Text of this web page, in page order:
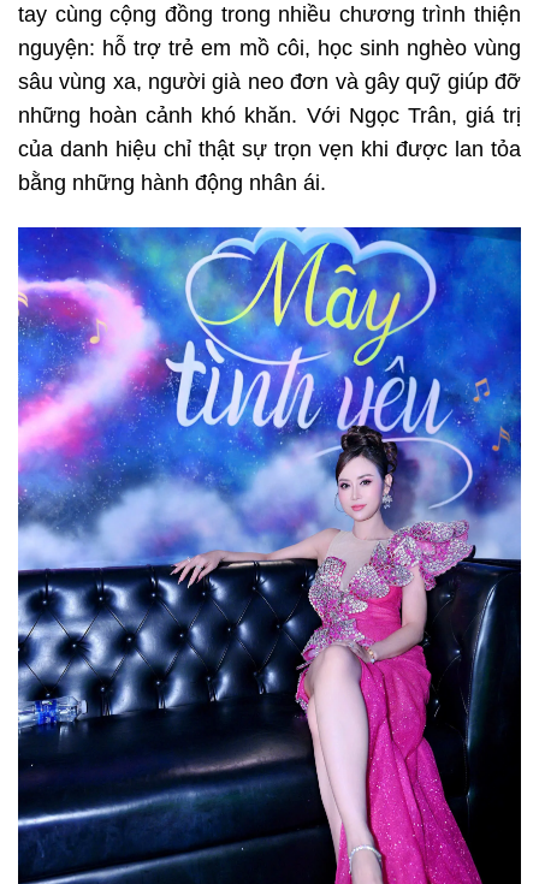
tay cùng cộng đồng trong nhiều chương trình thiện
nguyện: hỗ trợ trẻ em mồ côi, học sinh nghèo vùng
sâu vùng xa, người già neo đơn và gây quỹ giúp đỡ
những hoàn cảnh khó khăn. Với Ngọc Trân, giá trị
của danh hiệu chỉ thật sự trọn vẹn khi được lan tỏa
bằng những hành động nhân ái.